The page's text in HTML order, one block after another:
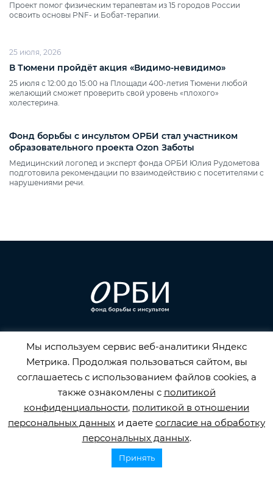
Проект помог физическим терапевтам из 15 городов России
освоить основы PNF‑ и Бобат‑терапии.
25 июля, 2026
В Тюмени пройдёт акция «Видимо‑невидимо»
25 июля с 12:00 до 15:00 на Площади 400‑летия Тюмени любой
желающий сможет проверить свой уровень «плохого»
холестерина.
Фонд борьбы с инсультом ОРБИ стал участником
образовательного проекта Ozon Заботы
Медицинский логопед и эксперт фонда ОРБИ Юлия Рудометова
подготовила рекомендации по взаимодействию с посетителями с
нарушениями речи.
8 800 707 52 29
info@orbifond.ru
Подписаться
Мы используем сервис веб-аналитики Яндекс
Метрика. Продолжая пользоваться сайтом, вы
соглашаетесь с использованием файлов cookies, а
также ознакомлены с политикой
конфиденциальности, политикой в отношении
персональных данных и даете согласие на обработку
персональных данных.
Принять